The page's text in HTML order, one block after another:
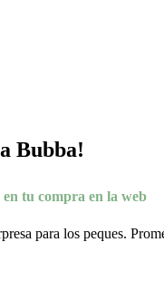
Bubba!
en tu compra en la web
para los peques.